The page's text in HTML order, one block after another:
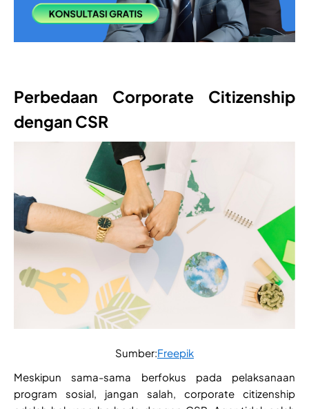
Perbedaan Corporate Citizenship
dengan CSR
Sumber:Freepik
Meskipun sama-sama berfokus pada pelaksanaan
program sosial, jangan salah, corporate citizenship